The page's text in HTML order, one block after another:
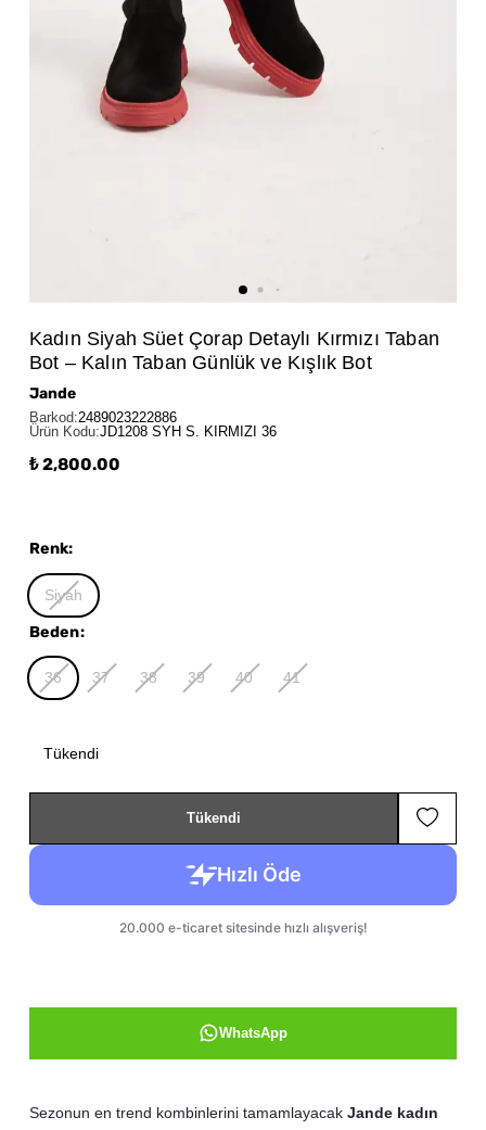
Kadın Siyah Süet Çorap Detaylı Kırmızı Taban
Bot – Kalın Taban Günlük ve Kışlık Bot
Jande
Barkod:2489023222886
Ürün Kodu:JD1208 SYH S. KIRMIZI 36
₺ 2,800.00
Sezonun en trend kombinlerini tamamlayacak Jande kadın
Renk:
Siyah
Beden:
36 37 38 39 40 41
Tükendi
Tükendi
WhatsApp